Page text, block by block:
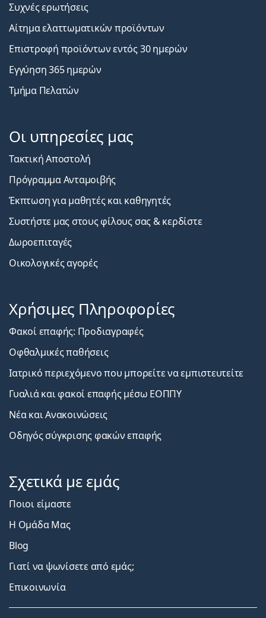
Συχνές ερωτήσεις
Αίτημα ελαττωματικών προϊόντων
Επιστροφή προϊόντων εντός 30 ημερών
Εγγύηση 365 ημερών
Τμήμα Πελατών
Οι υπηρεσίες μας
Τακτική Αποστολή
Πρόγραμμα Ανταμοιβής
Έκπτωση για μαθητές και καθηγητές
Συστήστε μας στους φίλους σας & κερδίστε
Δωροεπιταγές
Οικολογικές αγορές
Χρήσιμες Πληροφορίες
Φακοί επαφής: Προδιαγραφές
Οφθαλμικές παθήσεις
Ιατρικό περιεχόμενο που μπορείτε να εμπιστευτείτε
Γυαλιά και φακοί επαφής μέσω ΕΟΠΠΥ
Νέα και Ανακοινώσεις
Οδηγός σύγκρισης φακών επαφής
Σχετικά με εμάς
Ποιοι είμαστε
Η Ομάδα Μας
Blog
Γιατί να ψωνίσετε από εμάς;
Επικοινωνία